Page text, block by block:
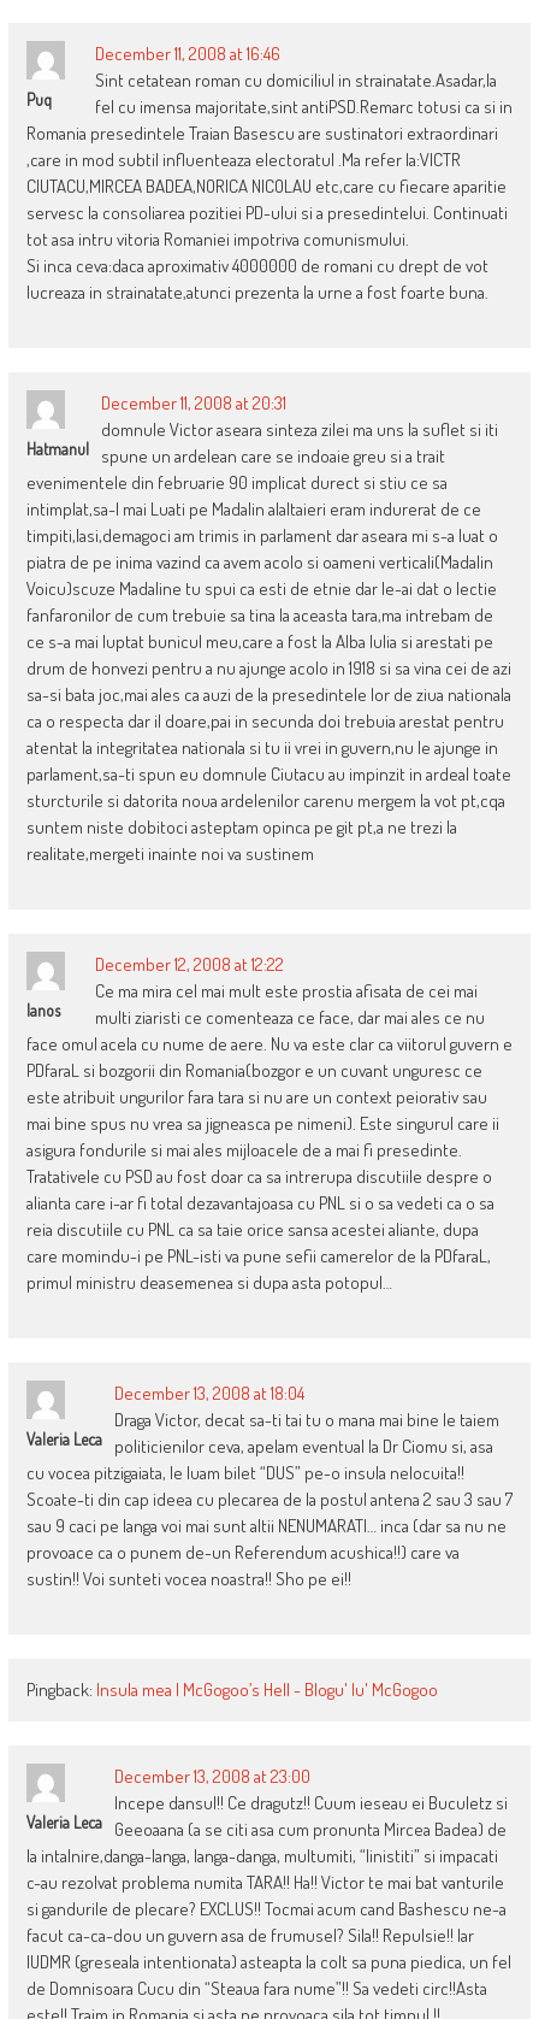
Puq
December 11, 2008 at 16:46
Sint cetatean roman cu domiciliul in strainatate.Asadar,la
fel cu imensa majoritate,sint antiPSD.Remarc totusi ca si in
Romania presedintele Traian Basescu are sustinatori extraordinari
,care in mod subtil influenteaza electoratul .Ma refer la:VICTR
CIUTACU,MIRCEA BADEA,NORICA NICOLAU etc,care cu fiecare aparitie
servesc la consoliarea pozitiei PD-ului si a presedintelui. Continuati
tot asa intru vitoria Romaniei impotriva comunismului.
Si inca ceva:daca aproximativ 4000000 de romani cu drept de vot
lucreaza in strainatate,atunci prezenta la urne a fost foarte buna.
Hatmanul
December 11, 2008 at 20:31
domnule Victor aseara sinteza zilei ma uns la suflet si iti
spune un ardelean care se indoaie greu si a trait
evenimentele din februarie 90 implicat durect si stiu ce sa
intimplat,sa-l mai Luati pe Madalin alaltaieri eram indurerat de ce
timpiti,lasi,demagoci am trimis in parlament dar aseara mi s-a luat o
piatra de pe inima vazind ca avem acolo si oameni verticali(Madalin
Voicu)scuze Madaline tu spui ca esti de etnie dar le-ai dat o lectie
fanfaronilor de cum trebuie sa tina la aceasta tara,ma intrebam de
ce s-a mai luptat bunicul meu,care a fost la Alba Iulia si arestati pe
drum de honvezi pentru a nu ajunge acolo in 1918 si sa vina cei de azi
sa-si bata joc,mai ales ca auzi de la presedintele lor de ziua nationala
ca o respecta dar il doare,pai in secunda doi trebuia arestat pentru
atentat la integritatea nationala si tu ii vrei in guvern,nu le ajunge in
parlament,sa-ti spun eu domnule Ciutacu au impinzit in ardeal toate
sturcturile si datorita noua ardelenilor carenu mergem la vot pt,cqa
suntem niste dobitoci asteptam opinca pe git pt,a ne trezi la
realitate,mergeti inainte noi va sustinem
Ianos
December 12, 2008 at 12:22
Ce ma mira cel mai mult este prostia afisata de cei mai
multi ziaristi ce comenteaza ce face, dar mai ales ce nu
face omul acela cu nume de aere. Nu va este clar ca viitorul guvern e
PDfaraL si bozgorii din Romania(bozgor e un cuvant unguresc ce
este atribuit ungurilor fara tara si nu are un context peiorativ sau
mai bine spus nu vrea sa jigneasca pe nimeni). Este singurul care ii
asigura fondurile si mai ales mijloacele de a mai fi presedinte.
Tratativele cu PSD au fost doar ca sa intrerupa discutiile despre o
alianta care i-ar fi total dezavantajoasa cu PNL si o sa vedeti ca o sa
reia discutiile cu PNL ca sa taie orice sansa acestei aliante, dupa
care momindu-i pe PNL-isti va pune sefii camerelor de la PDfaraL,
primul ministru deasemenea si dupa asta potopul…
Valeria Leca
December 13, 2008 at 18:04
Draga Victor, decat sa-ti tai tu o mana mai bine le taiem
politicienilor ceva, apelam eventual la Dr Ciomu si, asa
cu vocea pitzigaiata, le luam bilet “DUS” pe-o insula nelocuita!!
Scoate-ti din cap ideea cu plecarea de la postul antena 2 sau 3 sau 7
sau 9 caci pe langa voi mai sunt altii NENUMARATI… inca (dar sa nu ne
provoace ca o punem de-un Referendum acushica!!) care va
sustin!! Voi sunteti vocea noastra!! Sho pe ei!!
Pingback: Insula mea | McGogoo’s Hell - Blogu' lu' McGogoo
Valeria Leca
December 13, 2008 at 23:00
Incepe dansul!! Ce dragutz!! Cuum ieseau ei Buculetz si
Geeoaana (a se citi asa cum pronunta Mircea Badea) de
la intalnire,danga-langa, langa-danga, multumiti, “linistiti” si impacati
c-au rezolvat problema numita TARA!! Ha!! Victor te mai bat vanturile
si gandurile de plecare? EXCLUS!! Tocmai acum cand Bashescu ne-a
facut ca-ca-dou un guvern asa de frumusel? Sila!! Repulsie!! Iar
IUDMR (greseala intentionata) asteapta la colt sa puna piedica, un fel
de Domnisoara Cucu din “Steaua fara nume”!! Sa vedeti circ!!Asta